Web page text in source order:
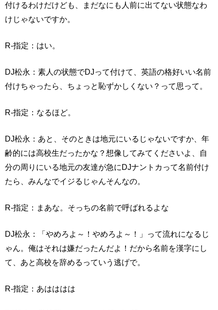
付けるわけだけども、まだなにも人前に出てない状態なわ
けじゃないですか。
R-指定：はい。
DJ松永：素人の状態でDJって付けて、英語の格好いい名前
付けちゃったら、ちょっと恥ずかしくない？って思って。
R-指定：なるほど。
DJ松永：あと、そのときは地元にいるじゃないですか、年
齢的には高校生だったかな？想像してみてくださいよ、自
分の周りにいる地元の友達が急にDJナントカって名前付け
たら、みんなでイジるじゃんそんなの。
R-指定：まあな。そっちの名前で呼ばれるよな
DJ松永：「やめろよ～！やめろよ～！」って流れになるじ
ゃん。俺はそれは嫌だったんだよ！だから名前を漢字にし
て、あと高校を辞めるっていう逃げで。
R-指定：あはははは